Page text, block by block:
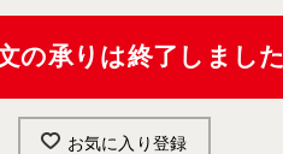
の承りは終了しました
お気に入り登録